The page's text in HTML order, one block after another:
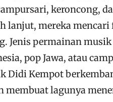
keroncong,
lanjut, mereka
Jenis permainan
pop Jawa, atau
Didi Kempot
membuat lagunya